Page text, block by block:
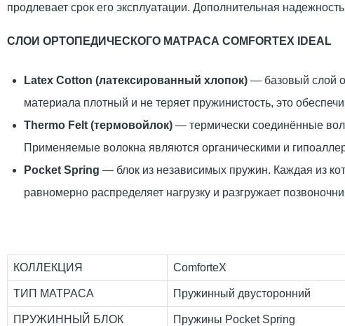
продлевает срок его эксплуатации. Дополнительная
СЛОИ ОРТОПЕДИЧЕСКОГО МАТРАСА COMFORTEX IDEAL
Latex Cotton (латексированный хлопок) — базовый слой
материала плотный и не теряет пружинистость, это
Thermo Felt (термовойлок) — термически соединённые
Применяемые волокна являются органическими и
Pocket Spring — блок из независимых пружин. Каждая из
равномерно распределяет нагрузку и разгружает
КОЛЛЕКЦИЯ ComforteX
ТИП МАТРАСА Пружинный двусторонний
ПРУЖИННЫЙ БЛОК Пружины Pocket Spring